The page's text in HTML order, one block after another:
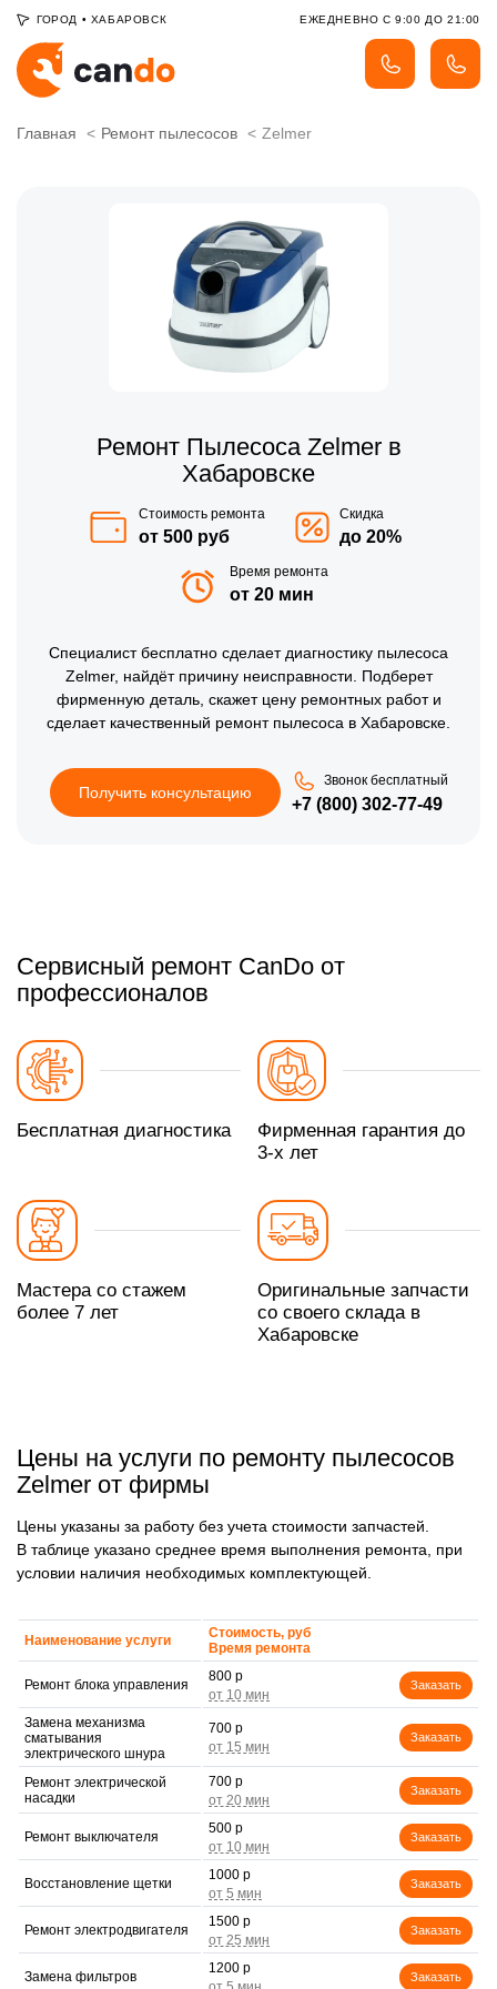
ГОРОД • ХАБАРОВСК ЕЖЕДНЕВНО С 9:00 ДО 21:00
Главная Ремонт пылесосов Zelmer
Ремонт Пылесоса Zelmer в
Хабаровске
Стоимость ремонта
от 500 руб
Скидка
до 20%
Время ремонта
от 20 мин
Специалист бесплатно сделает диагностику пылесоса
Zelmer, найдёт причину неисправности. Подберет
фирменную деталь, скажет цену ремонтных работ и
сделает качественный ремонт пылесоса в Хабаровске.
Получить консультацию
Звонок бесплатный
+7 (800) 302-77-49
Сервисный ремонт CanDo от
профессионалов
Бесплатная диагностика
Фирменная гарантия до
3-х лет
Мастера со стажем
более 7 лет
Оригинальные запчасти
со своего склада в
Хабаровске
Цены на услуги по ремонту пылесосов
Zelmer от фирмы
Цены указаны за работу без учета стоимости запчастей.
В таблице указано среднее время выполнения ремонта, при
условии наличия необходимых комплектующей.
Наименование услуги
Стоимость, руб
Время ремонта
Ремонт блока управления
800 р
Заказать
Замена механизма
сматывания
электрического шнура
700 р
Заказать
Ремонт электрической
насадки
700 р
Заказать
Ремонт выключателя
500 р
Заказать
Восстановление щетки
1000 р
Заказать
Ремонт электродвигателя
1500 р
Заказать
Замена фильтров
1200 р
Заказать